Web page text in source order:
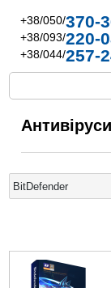
+38/050/370-
+38/093/220-
+38/044/257-